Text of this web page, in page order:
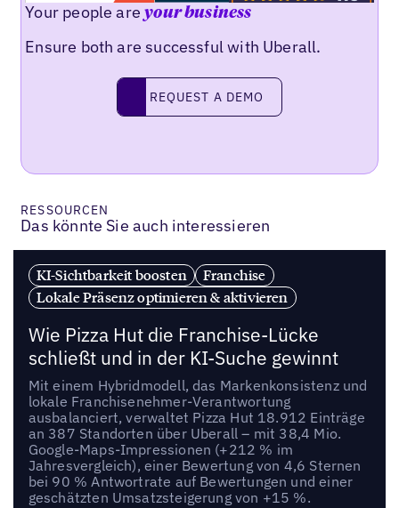
Your people areyour business
Ensure both are successful with Uberall.
request a demo
REQUEST A DEMO
RESSOURCEN
Das könnte Sie auch interessieren
KI-Sichtbarkeit boosten
Franchise
Lokale Präsenz optimieren & aktivieren
Wie Pizza Hut die Franchise-Lücke
schließt und in der KI-Suche gewinnt
Mit einem Hybridmodell, das Markenkonsistenz und
lokale Franchisenehmer-Verantwortung
ausbalanciert, verwaltet Pizza Hut 18.912 Einträge
an 387 Standorten über Uberall – mit 38,4 Mio.
Google-Maps-Impressionen (+212 % im
Jahresvergleich), einer Bewertung von 4,6 Sternen
bei 90 % Antwortrate auf Bewertungen und einer
geschätzten Umsatzsteigerung von +15 %.